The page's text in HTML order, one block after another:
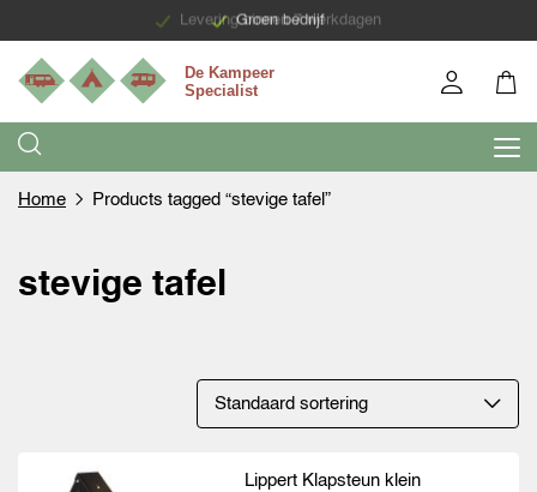
Groen bedrijf
Levering binnen 7 werkdagen
Home Products tagged “stevige tafel”
stevige tafel
Lippert Klapsteun klein